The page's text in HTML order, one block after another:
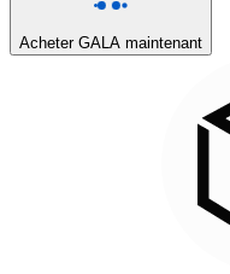
Acheter GALA maintenant